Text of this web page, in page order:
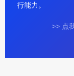
行能力。
>> 点
GoldenDB 是